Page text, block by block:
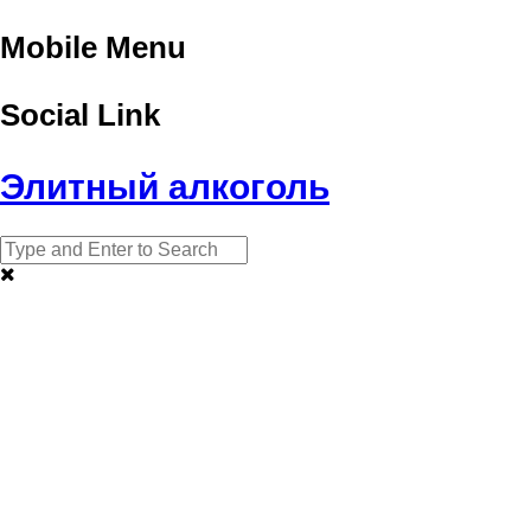
Mobile Menu
Social Link
Элитный алкоголь